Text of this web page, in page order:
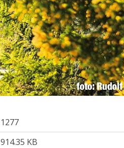
1277
914.35 KB